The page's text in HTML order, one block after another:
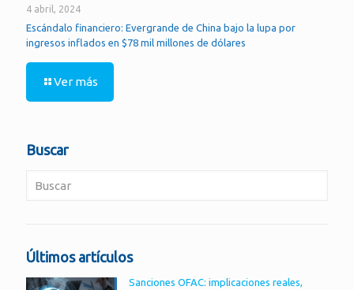
4 abril, 2024
Escándalo financiero: Evergrande de China bajo la lupa por
ingresos inflados en $78 mil millones de dólares
Ver más
Buscar
Últimos artículos
Sanciones OFAC: implicaciones reales,